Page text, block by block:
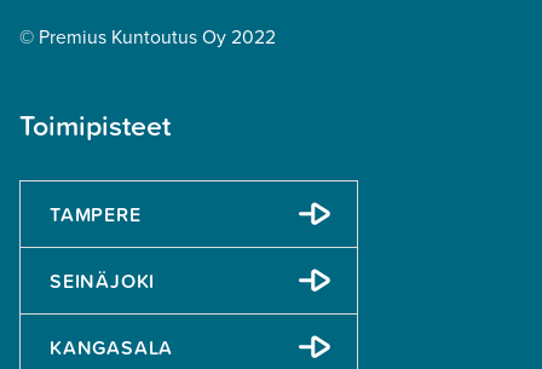
© Premius Kuntoutus Oy 2022
Toimipisteet
TAMPERE
SEINÄJOKI
KANGASALA